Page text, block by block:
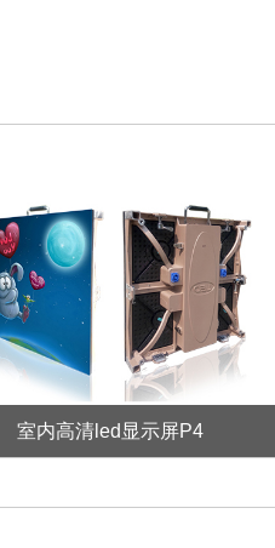
室内高清led显示屏P4